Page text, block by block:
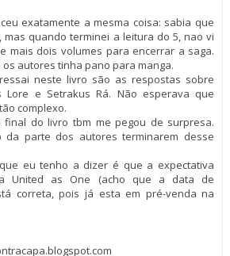
exatamente a mesma coisa: sabia que
mas quando terminei a leitura do 5, nao vi
mais dois volumes para encerrar a saga.
autores tinha pano para manga.
neste livro são as respostas sobre
Lore e Setrakus Rá. Não esperava que
complexo.
final do livro tbm me pegou de surpresa.
da parte dos autores terminarem desse
eu tenho a dizer é que a expectativa
United as One (acho que a data de
correta, pois já esta em pré-venda na